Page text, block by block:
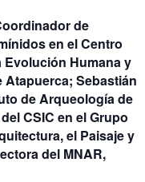
de
en el Centro
Humana y
Atapuerca; Sebastián
de Arqueología de
CSIC en el Grupo
el Paisaje y
del MNAR,